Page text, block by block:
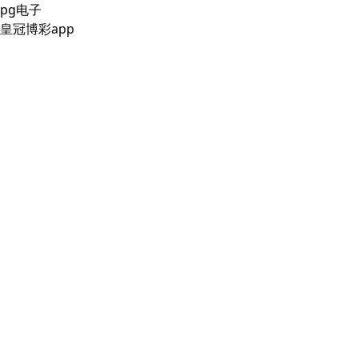
pg电子
皇冠博彩app